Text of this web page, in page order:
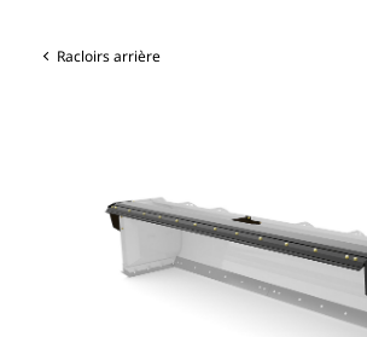
Racloirs arrière